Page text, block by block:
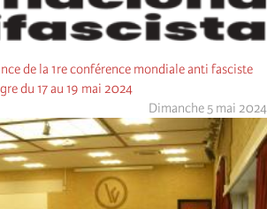
de la 1re conférence mondiale anti fasciste
du 17 au 19 mai 2024
Dimanche 5 mai 2024